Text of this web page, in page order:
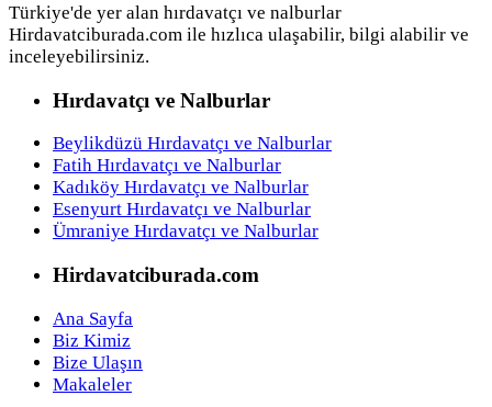
Türkiye'de yer alan hırdavatçı ve nalburlar
Hirdavatciburada.com ile hızlıca ulaşabilir, bilgi alabilir ve
inceleyebilirsiniz.
Hırdavatçı ve Nalburlar
Beylikdüzü Hırdavatçı ve Nalburlar
Fatih Hırdavatçı ve Nalburlar
Kadıköy Hırdavatçı ve Nalburlar
Esenyurt Hırdavatçı ve Nalburlar
Ümraniye Hırdavatçı ve Nalburlar
Hirdavatciburada.com
Ana Sayfa
Biz Kimiz
Bize Ulaşın
Makaleler